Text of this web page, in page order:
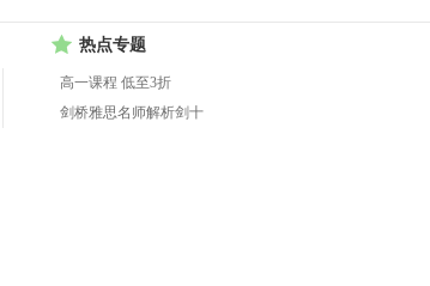
热点专题
高一课程 低至3折
剑桥雅思名师解析剑十